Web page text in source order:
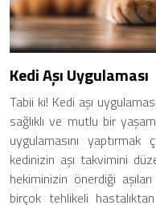
Kedi Aşı Uygulaması
Tabii ki! Kedi aşı
sağlıklı ve mutlu bir
uygulamasını
kedinizin aşı takvimini
hekiminizin önerdiği aşıları
birçok tehlikeli